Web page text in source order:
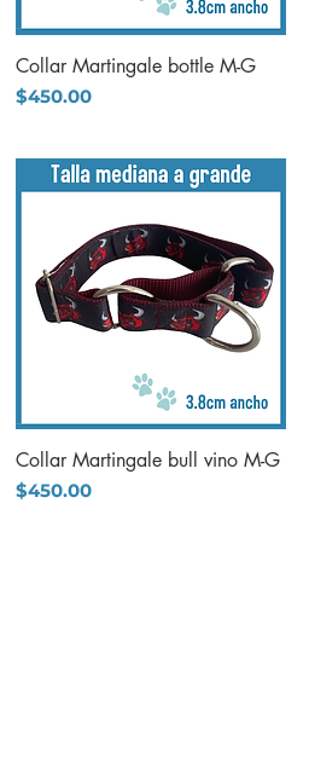
Vista rápida
Collar Martingale bottle M-G
Precio
$450.00
Vista rápida
Collar Martingale bull vino M-G
Precio
$450.00